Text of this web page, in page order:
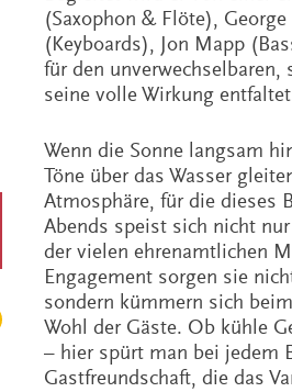
(Saxophon & Flöte),
(Keyboards), Jon Mapp
für den
seine volle Wirkung
Wenn die Sonne langsam
Töne über das Wasser
Atmosphäre, für die dieses
Abends speist sich nicht
der vielen ehrenamtlichen
Engagement sorgen sie
sondern kümmern sich
Wohl der Gäste. Ob kühle
– hier spürt man bei jedem
Gastfreundschaft, die das